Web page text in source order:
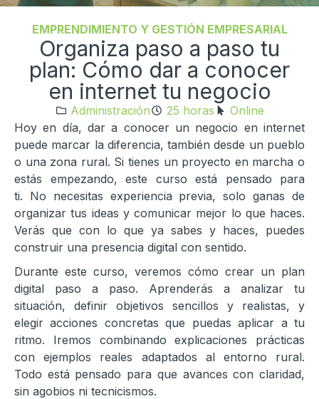
EMPRENDIMIENTO Y GESTIÓN EMPRESARIAL
Organiza paso a paso tu
plan: Cómo dar a conocer
en internet tu negocio
Administración 25 horas
Online
Hoy en día, dar a conocer un negocio en internet
puede marcar la diferencia, también desde un pueblo
o una zona rural. Si tienes un proyecto en marcha o
estás empezando, este curso está pensado para
ti. No necesitas experiencia previa, solo ganas de
organizar tus ideas y comunicar mejor lo que haces.
Verás que con lo que ya sabes y haces, puedes
construir una presencia digital con sentido.
Durante este curso, veremos cómo crear un plan
digital paso a paso. Aprenderás a analizar tu
situación, definir objetivos sencillos y realistas, y
elegir acciones concretas que puedas aplicar a tu
ritmo. Iremos combinando explicaciones prácticas
con ejemplos reales adaptados al entorno rural.
Todo está pensado para que avances con claridad,
sin agobios ni tecnicismos.